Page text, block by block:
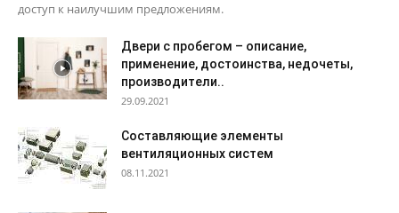
доступ к наилучшим предложениям.
Двери с пробегом – описание,
применение, достоинства, недочеты,
производители..
29.09.2021
Составляющие элементы
вентиляционных систем
08.11.2021